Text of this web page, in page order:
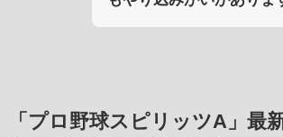
「プロ野球スピリッツA」最